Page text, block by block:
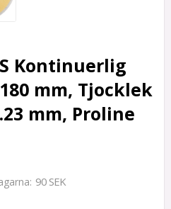
Kontinuerlig
mm, Tjocklek
mm, Proline
90 SEK